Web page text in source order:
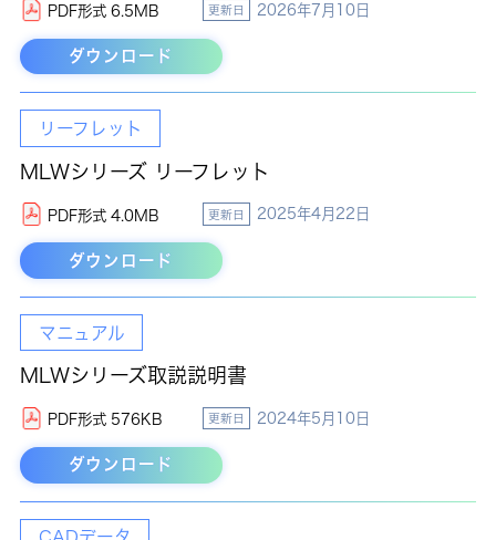
PDF形式 6.5MB 更新日 2026年7月10日
ダウンロード
リーフレット
MLWシリーズ リーフレット
PDF形式 4.0MB 更新日 2025年4月22日
ダウンロード
マニュアル
MLWシリーズ取説説明書
PDF形式 576KB 更新日 2024年5月10日
ダウンロード